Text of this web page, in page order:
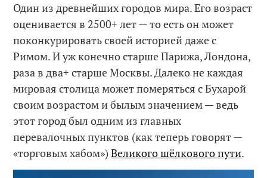
Один из древнейших городов мира. Его возраст
оценивается в 2500+ лет — то есть он может
поконкурировать своей историей даже с
Римом. И уж конечно старше Парижа, Лондона,
раза в два+ старше Москвы. Далеко не каждая
мировая столица может померяться с Бухарой
своим возрастом и былым значением — ведь
этот город был одним из главных
перевалочных пунктов (как теперь говорят —
«торговым хабом»)Великого шёлкового пути.